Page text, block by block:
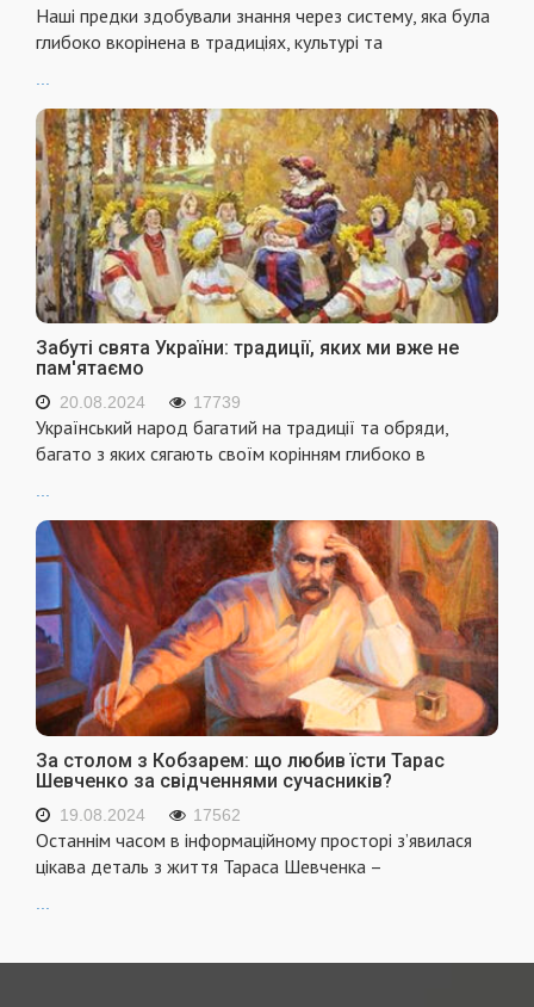
Наші предки здобували знання через систему, яка була
глибоко вкорінена в традиціях, культурі та
Забуті свята України: традиції, яких ми вже не
пам'ятаємо
20.08.2024 17739
Український народ багатий на традиції та обряди,
багато з яких сягають своїм корінням глибоко в
...
За столом з Кобзарем: що любив їсти Тарас
Шевченко за свідченнями сучасників?
19.08.2024 17562
Останнім часом в інформаційному просторі з’явилася
цікава деталь з життя Тараса Шевченка –